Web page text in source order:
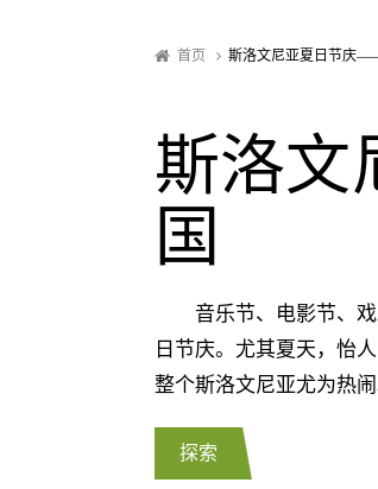
首页 斯洛文尼亚夏日节庆
斯洛
国
音乐节、电影节、戏
日节庆。尤其夏天，怡
整个斯洛文尼亚尤为热
探索